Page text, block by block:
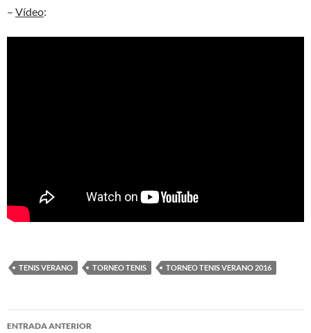
– Vídeo:
TENIS VERANO TORNEO TENIS TORNEO TENIS VERANO 2016
Navegación
ENTRADA ANTERIOR